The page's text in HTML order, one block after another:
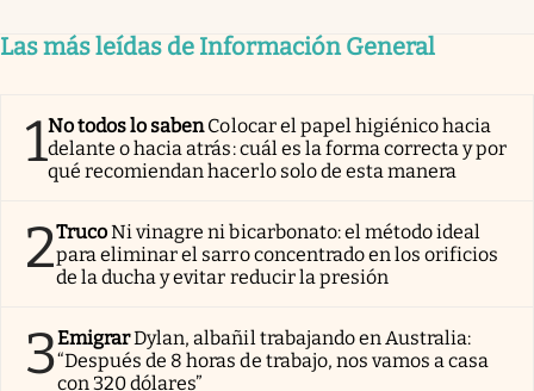
Las más leídas de Información General
1No todos lo sabenColocar el papel higiénico hacia
delante o hacia atrás: cuál es la forma correcta y por
qué recomiendan hacerlo solo de esta manera
2TrucoNi vinagre ni bicarbonato: el método ideal
para eliminar el sarro concentrado en los orificios
de la ducha y evitar reducir la presión
3EmigrarDylan, albañil trabajando en Australia:
“Después de 8 horas de trabajo, nos vamos a casa
con 320 dólares”